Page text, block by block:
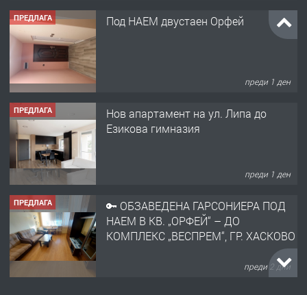
преди 1 ден
ПРЕДЛАГА
ПРЕДЛАГА
ПРЕДЛАГА